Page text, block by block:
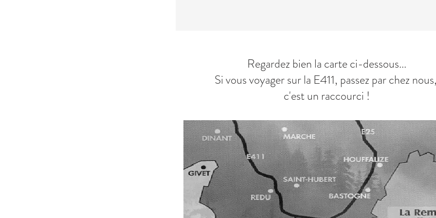
Regardez bien la carte ci-dessous...
Si vous voyager sur la E411, passez par chez
c'est un raccourci !